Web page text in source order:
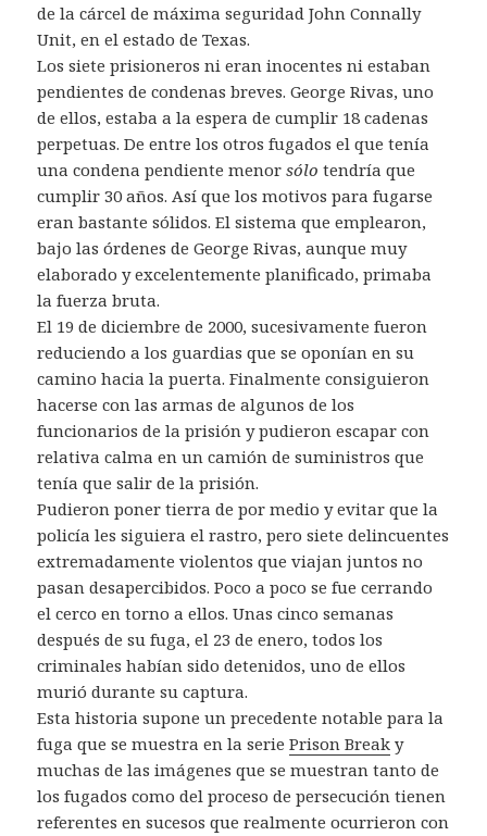
de la cárcel de máxima seguridad John Connally
Unit, en el estado de Texas.
Los siete prisioneros ni eran inocentes ni estaban
pendientes de condenas breves. George Rivas, uno
de ellos, estaba a la espera de cumplir 18 cadenas
perpetuas. De entre los otros fugados el que tenía
una condena pendiente menorsólo tendría que
cumplir 30 años. Así que los motivos para fugarse
eran bastante sólidos. El sistema que emplearon,
bajo las órdenes de George Rivas, aunque muy
elaborado y excelentemente planificado, primaba
la fuerza bruta.
El 19 de diciembre de 2000, sucesivamente fueron
reduciendo a los guardias que se oponían en su
camino hacia la puerta. Finalmente consiguieron
hacerse con las armas de algunos de los
funcionarios de la prisión y pudieron escapar con
relativa calma en un camión de suministros que
tenía que salir de la prisión.
Pudieron poner tierra de por medio y evitar que la
policía les siguiera el rastro, pero siete delincuentes
extremadamente violentos que viajan juntos no
pasan desapercibidos. Poco a poco se fue cerrando
el cerco en torno a ellos. Unas cinco semanas
después de su fuga, el 23 de enero, todos los
criminales habían sido detenidos, uno de ellos
murió durante su captura.
Esta historia supone un precedente notable para la
fuga que se muestra en la seriePrison Break y
muchas de las imágenes que se muestran tanto de
los fugados como del proceso de persecución tienen
referentes en sucesos que realmente ocurrieron con